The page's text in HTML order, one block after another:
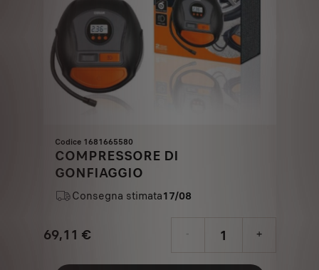
Codice 1681665580
COMPRESSORE DI
GONFIAGGIO
Consegna stimata17/08
69,11 €
Price
- +
Quantity